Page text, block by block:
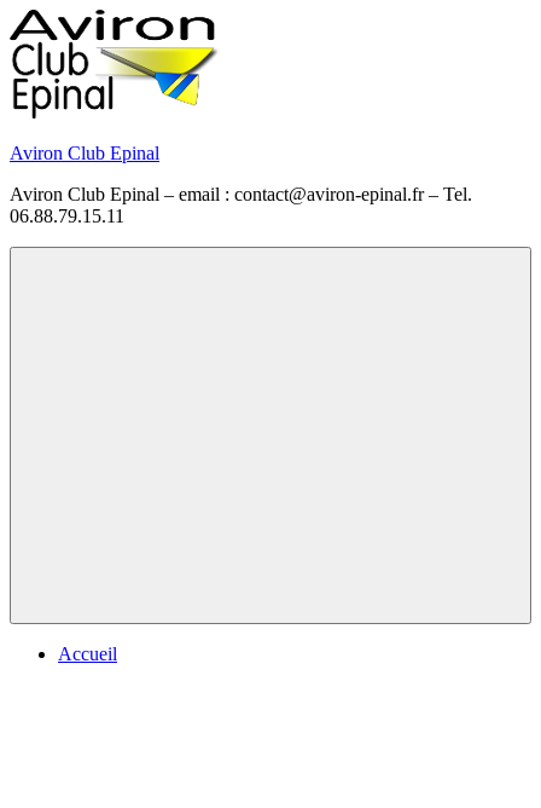
Skip
to
content
Aviron Club Epinal
Aviron Club Epinal – email : contact@aviron-epinal.fr – Tel.
06.88.79.15.11
Accueil